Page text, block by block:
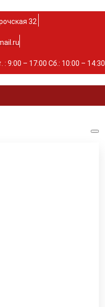
32
9:00 – 17:00 Сб.: 10:00 – 14:30